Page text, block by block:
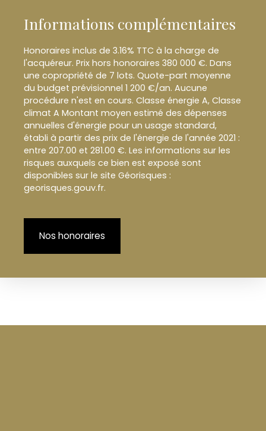
Informations complémentaires
Honoraires inclus de 3.16% TTC à la charge de
l'acquéreur. Prix hors honoraires 380 000 €. Dans
une copropriété de 7 lots. Quote-part moyenne
du budget prévisionnel 1 200 €/an. Aucune
procédure n'est en cours. Classe énergie A, Classe
climat A Montant moyen estimé des dépenses
annuelles d'énergie pour un usage standard,
établi à partir des prix de l'énergie de l'année 2021 :
entre 207.00 et 281.00 €. Les informations sur les
risques auxquels ce bien est exposé sont
disponibles sur le site Géorisques :
georisques.gouv.fr.
Nos honoraires